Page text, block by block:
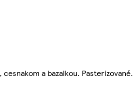
a bazalkou. Pasterizované.